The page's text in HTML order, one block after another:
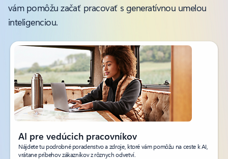
vám pomôžu začať pracovať s generatívnou umelou
inteligenciou.
AI pre vedúcich pracovníkov
Nájdete tu podrobné poradenstvo a zdroje, ktoré vám pomôžu na ceste k AI,
vrátane príbehov zákazníkov z rôznych odvetví.